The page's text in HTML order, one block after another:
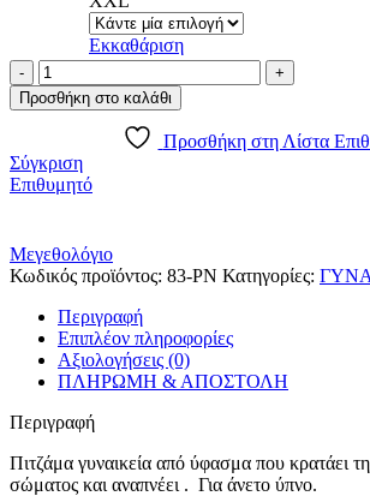
Εκκαθάριση
A.A
UNDERWEAR
Πιτζάμα
100%
Cotton
Ιnterlock
ποσότητα
Προσθήκη στο καλάθι
Προσθήκη στη Λίστα
Σύγκριση
Επιθυμητό
Μεγεθολόγιο
Κωδικός προϊόντος: 83-PN Κατηγορίες:
Περιγραφή
Επιπλέον πληροφορίες
Αξιολογήσεις (0)
ΠΛΗΡΩΜΗ & ΑΠΟΣΤΟΛΗ
Περιγραφή
Πιτζάμα γυναικεία από ύφασμα που κρατάει
σώματος και αναπνέει . Για άνετο ύπνο.